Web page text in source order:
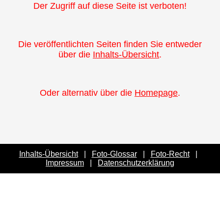
Der Zugriff auf diese Seite ist verboten!
Die veröffentlichten Seiten finden Sie entweder
über die Inhalts-Übersicht.
Oder alternativ über die Homepage.
Inhalts-Übersicht| Foto-Glossar| Foto-Recht|
Impressum
Datenschutzerklärung